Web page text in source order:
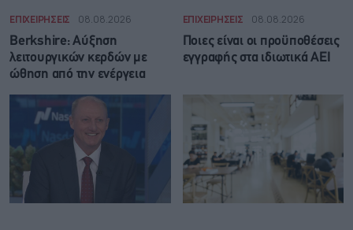
ΕΠΙΧΕΙΡΗΣΕΙΣ 08.08.2026
Berkshire: Αύξηση
λειτουργικών κερδών με
ώθηση από την ενέργεια
ΕΠΙΧΕΙΡΗΣΕΙΣ 08.08.2026
Ποιες είναι οι προϋποθέσεις
εγγραφής στα ιδιωτικά ΑΕΙ